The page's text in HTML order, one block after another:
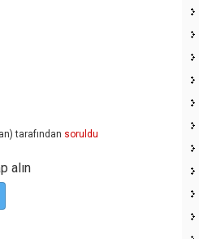
tarafından soruldu
alın